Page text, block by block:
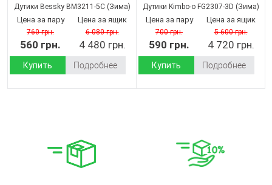
Дутики Bessky BM3211-5C(Зима)
Цена за пару
760 грн.
560 грн.
Цена за ящик
6 080 грн.
4 480 грн.
Купить Подробнее
Дутики Kimbo-o FG2307-3D (Зима)
Цена за пару
700 грн.
590 грн.
Цена за ящик
5 600 грн.
4 720 грн.
Купить Подробнее